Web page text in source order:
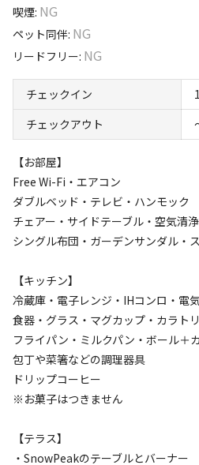
喫煙: NG
ペット同伴: NG
リードフリー: NG
チェックイン
チェックアウト
【お部屋】
Free Wi-Fi・エアコン
ダブルベッド・テレビ・ハンモック
チェアー・サイドテーブル・空気清
シングル布団・ガーデンサンダル・
【キッチン】
冷蔵庫・電子レンジ・IHコンロ・電
食器・グラス・マグカップ・カラト
フライパン・ミルクパン・ボール＋
包丁や菜箸などの調理器具
ドリップコーヒー
※お菓子はつきません
【テラス】
・SnowPeakのテーブルとバーナー
空き状況
利用タイプ
宿泊
チェックイン
利用人数
検索対象
検索
宿泊施設（ 3件）